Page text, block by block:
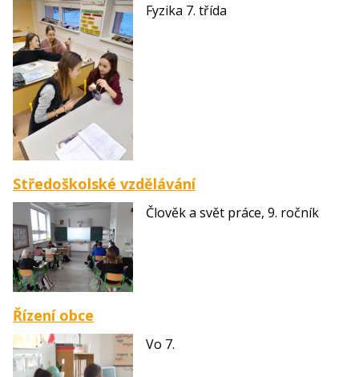
Fyzika 7. třída
Středoškolské vzdělávání
Člověk a svět práce, 9. ročník
Řízení obce
Vo 7.